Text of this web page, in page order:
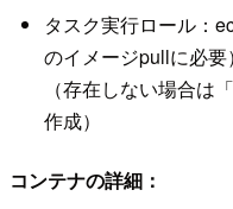
タスク実行ロール：
のイメージpullに必要）
（存在しない場合は
作成）
コンテナの詳細：